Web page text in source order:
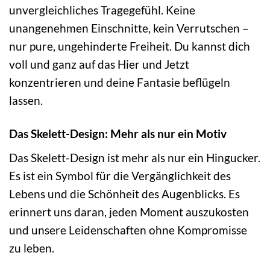
unvergleichliches Tragegefühl. Keine
unangenehmen Einschnitte, kein Verrutschen –
nur pure, ungehinderte Freiheit. Du kannst dich
voll und ganz auf das Hier und Jetzt
konzentrieren und deine Fantasie beflügeln
lassen.
Das Skelett-Design: Mehr als nur ein Motiv
Das Skelett-Design ist mehr als nur ein Hingucker.
Es ist ein Symbol für die Vergänglichkeit des
Lebens und die Schönheit des Augenblicks. Es
erinnert uns daran, jeden Moment auszukosten
und unsere Leidenschaften ohne Kompromisse
zu leben.